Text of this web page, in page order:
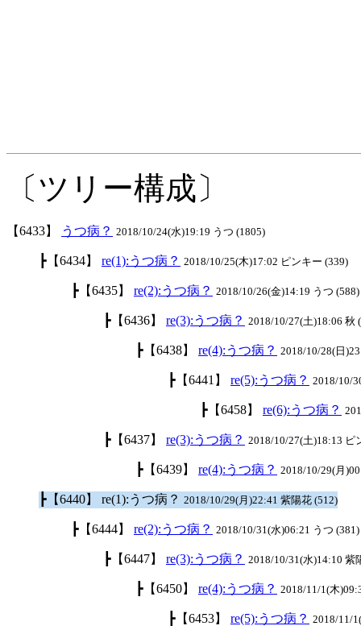
〔ツリー構成〕
【6433】 うつ病？ 2018/10/24(水)19:19 うつ (1805)
┣【6434】 re(1):うつ病？ 2018/10/25(木)17:02 ピンキー (339)
┣【6435】 re(2):うつ病？ 2018/10/26(金)14:19 うつ (588)
┣【6436】 re(3):うつ病？ 2018/10/27(土)18:06 秋
┣【6438】 re(4):うつ病？ 2018/10/28(日
┣【6441】 re(5):うつ病？ 2018/10/
┣【6458】 re(6):うつ病？
┣【6437】 re(3):うつ病？ 2018/10/27(土)18:13 ピ
┣【6439】 re(4):うつ病？ 2018/10/29(月
┣【6440】 re(1):うつ病？ 2018/10/29(月)22:41 紫陽花 (512)
┣【6444】 re(2):うつ病？ 2018/10/31(水)06:21 うつ (381)
┣【6447】 re(3):うつ病？ 2018/10/31(水)14:10 紫
┣【6450】 re(4):うつ病？ 2018/11/1(木
┣【6453】 re(5):うつ病？ 2018/11/